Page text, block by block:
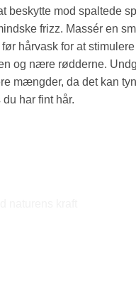
beskytte mod spaltede
frizz. Massér en
hårvask for at stimulere
og nære rødderne.
mængder, da det kan
har fint hår.